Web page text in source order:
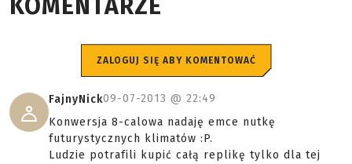
KOMENTARZE
ZALOGUJ SIĘ ABY KOMENTOWAĆ
FajnyNick09-07-2013 @ 22:49
Konwersja 8-calowa nadaję emce nutkę
futurystycznych klimatów :P.
Ludzie potrafili kupić całą replikę tylko dla tej